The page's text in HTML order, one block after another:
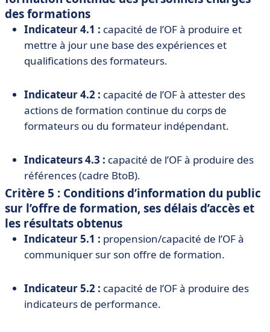
des formations
Indicateur 4.1 : capacité de l’OF à produire et
mettre à jour une base des expériences et
qualifications des formateurs.
Indicateur 4.2 : capacité de l’OF à attester des
actions de formation continue du corps de
formateurs ou du formateur indépendant.
Indicateurs 4.3 : capacité de l’OF à produire des
références (cadre BtoB).
Critère 5 : Conditions d’information du public
sur l’offre de formation, ses délais d’accès et
les résultats obtenus
Indicateur 5.1 : propension/capacité de l’OF à
communiquer sur son offre de formation.
Indicateur 5.2 : capacité de l’OF à produire des
indicateurs de performance.